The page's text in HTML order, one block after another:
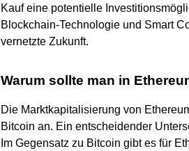
Kauf eine potentielle
Blockchain-Technologie und Smart
vernetzte Zukunft.
Warum sollte man in
Die Marktkapitalisierung von
Bitcoin an. Ein entscheidender
Im Gegensatz zu Bitcoin gibt es für